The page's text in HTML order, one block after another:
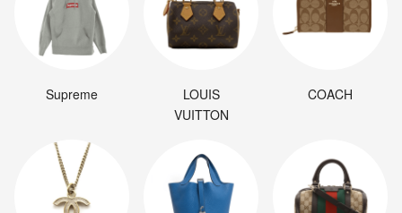
Supreme
LOUIS
VUITTON
COACH